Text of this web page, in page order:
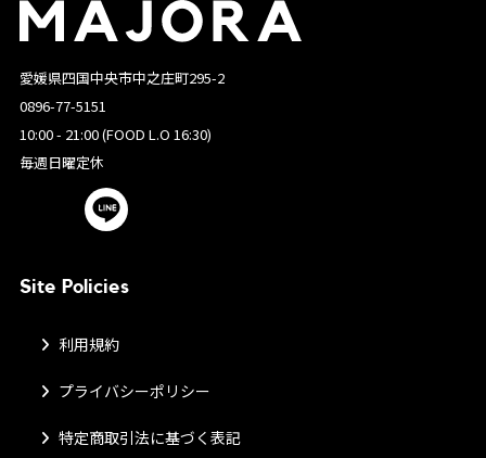
愛媛県四国中央市中之庄町295-2
0896-77-5151
10:00 - 21:00 (FOOD L.O 16:30)
毎週日曜定休
Site Policies
利用規約
プライバシーポリシー
特定商取引法に基づく表記